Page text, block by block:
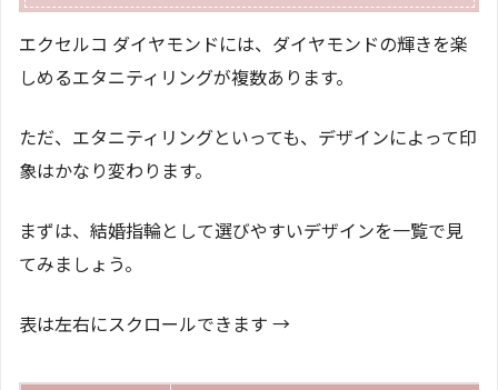
エクセルコ ダイヤモンドには、ダイヤモンドの輝きを楽
しめるエタニティリングが複数あります。
ただ、エタニティリングといっても、デザインによって印
象はかなり変わります。
まずは、結婚指輪として選びやすいデザインを一覧で見
てみましょう。
表は左右にスクロールできます →